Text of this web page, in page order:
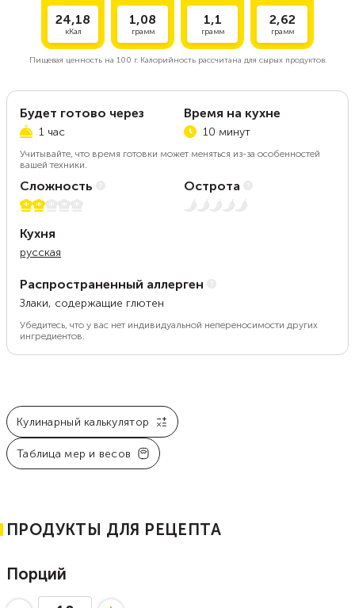
24,18
кКал
1,08
грамм
1,1
грамм
2,62
грамм
Пищевая ценность на 100 г.Калорийность рассчитана для сырых продуктов.
Будет готово через
1 час
Время на кухне
10 минут
Учитывайте, что время готовки может меняться из-за особенностей
вашей техники.
Сложность
2 из 5
Острота
Нет остроты
Кухня
русская
Распространенный аллерген
Злаки, содержащие глютен
Убедитесь, что у вас нет индивидуальной непереносимости других
ингредиентов.
Кулинарный калькулятор
Таблица мер и весов
ПРОДУКТЫ ДЛЯ РЕЦЕПТА
Порций